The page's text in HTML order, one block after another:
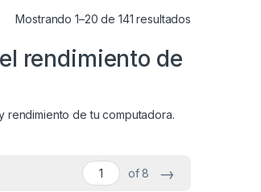
Mostrando 1–20 de 141 resultados
rendimiento de
rendimiento de tu computadora.
of 8 →